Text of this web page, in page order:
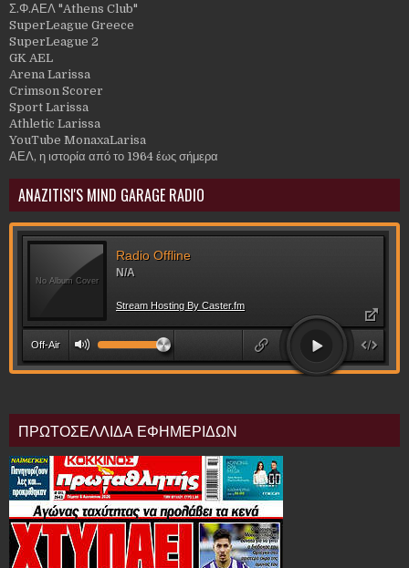
Σ.Φ.ΑΕΛ "Athens Club"
SuperLeague Greece
SuperLeague 2
GK AEL
Arena Larissa
Crimson Scorer
Sport Larissa
Athletic Larissa
YouTube MonaxaLarisa
ΑΕΛ, η ιστορία από το 1964 έως σήμερα
ANAZITISI'S MIND GARAGE RADIO
ΠΡΩΤΟΣΕΛΛΙΔΑ ΕΦΗΜΕΡΙΔΩΝ